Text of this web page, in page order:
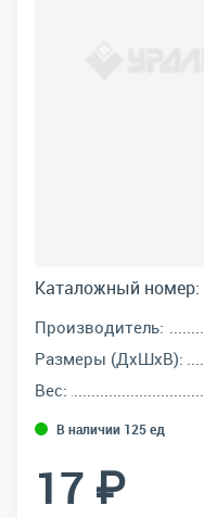
Каталожный номер:
Производитель:
Размеры (ДхШхВ):
Вес:
В наличии 125 ед
17 ₽